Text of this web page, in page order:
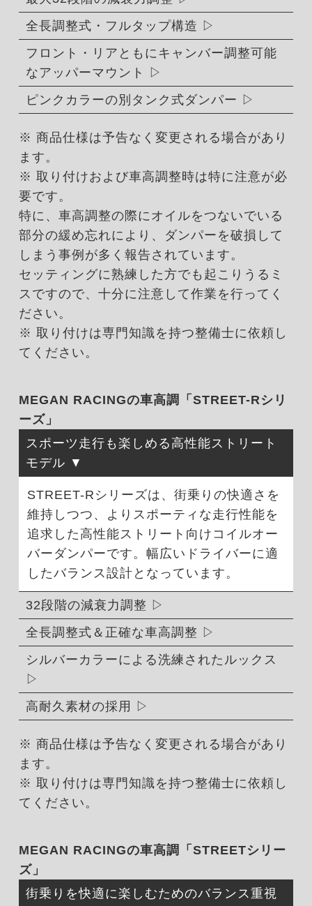
全長調整式・フルタップ構造
フロント・リアともにキャンバー調整可能
なアッパーマウント
ピンクカラーの別タンク式ダンパー
※ 商品仕様は予告なく変更される場合があり
ます。
※ 取り付けおよび車高調整時は特に注意が必
要です。
特に、車高調整の際にオイルをつないでいる
部分の緩め忘れにより、ダンパーを破損して
しまう事例が多く報告されています。
セッティングに熟練した方でも起こりうるミ
スですので、十分に注意して作業を行ってく
ださい。
※ 取り付けは専門知識を持つ整備士に依頼し
てください。
MEGAN RACINGの車高調「STREET-Rシリ
ーズ」
スポーツ走行も楽しめる高性能ストリート
モデル
STREET-Rシリーズは、街乗りの快適さを
維持しつつ、よりスポーティな走行性能を
追求した高性能ストリート向けコイルオー
バーダンパーです。幅広いドライバーに適
したバランス設計となっています。
32段階の減衰力調整
全長調整式＆正確な車高調整
シルバーカラーによる洗練されたルックス
高耐久素材の採用
※ 商品仕様は予告なく変更される場合があり
ます。
※ 取り付けは専門知識を持つ整備士に依頼し
てください。
MEGAN RACINGの車高調「STREETシリー
ズ」
街乗りを快適に楽しむためのバランス重視